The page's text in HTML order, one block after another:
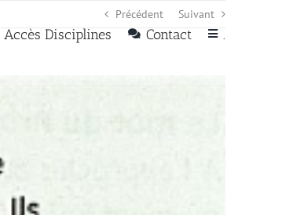
Accès Disciplines Contact .
Précédent Suivant